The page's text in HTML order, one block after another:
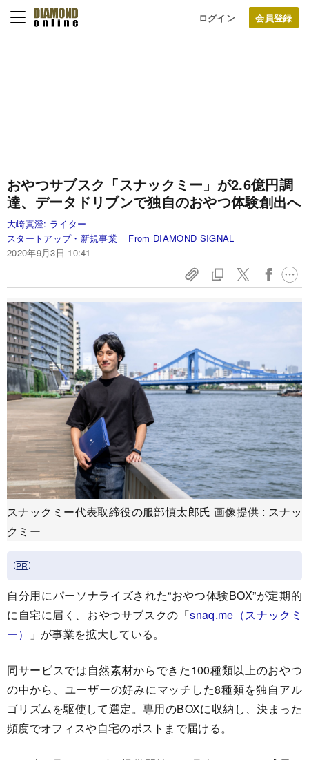
ログイン
おやつサブスク「スナックミー」が2.6億円調
達、データドリブンで独自のおやつ体験創出へ
大崎真澄: ライター
スタートアップ・新規事業
From DIAMOND SIGNAL
2020年9月3日 10:41
スナックミー代表取締役の服部慎太郎氏 画像提供 : スナッ
クミー
自分用にパーソナライズされた“おやつ体験BOX”が定期的
に自宅に届く、おやつサブスクの「snaq.me（スナックミ
ー）
」が事業を拡大している。
同サービスでは自然素材からできた100種類以上のおやつ
の中から、ユーザーの好みにマッチした8種類を独自アル
ゴリズムを駆使して選定。専用のBOXに収納し、決まった
頻度でオフィスや自宅のポストまで届ける。